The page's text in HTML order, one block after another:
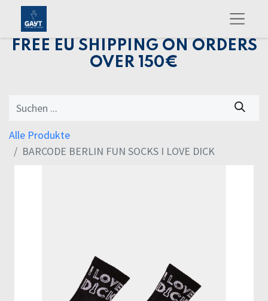
FREE EU SHIPPING ON ORDERS
OVER 150€
Alle Produkte
BARCODE BERLIN FUN SOCKS I LOVE DICK